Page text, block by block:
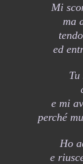
Mi
ma
ed
e mi
perché
Ho
e